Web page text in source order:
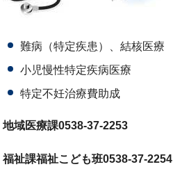
難病（特定疾患）、結核医療
小児慢性特定疾病医療
特定不妊治療費助成
地域医療課0538-37-2253
福祉課福祉こども班0538-37-2254